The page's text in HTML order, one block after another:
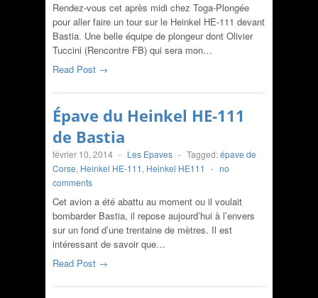
Rendez-vous cet après midi chez Toga-Plongée
pour aller faire un tour sur le Heinkel HE-111 devant
Bastia. Une belle équipe de plongeur dont Olivier
Tuccini (Rencontre FB) qui sera mon…
Read Post →
Épave du Heinkel HE-111
de Bastia
février 10, 2014 - Les Epaves - Tagged:épave de
Corse, Heinkel HE-111, Heinkel HE111 - no
comments
Cet avion a été abattu au moment ou il voulait
bombarder Bastia, il repose aujourd’hui à l’envers
sur un fond d’une trentaine de mètres. Il est
intéressant de savoir que…
Read Post →